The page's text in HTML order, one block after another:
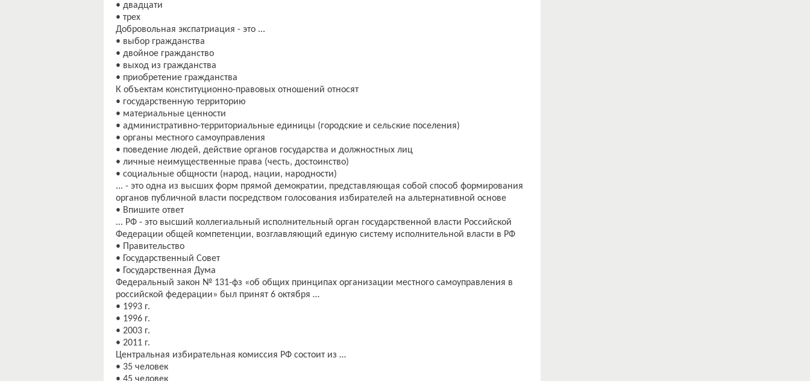
• двадцати
• трех
Добровольная экспатриация - это ...
• выбор гражданства
• двойное гражданство
• выход из гражданства
• приобретение гражданства
К объектам конституционно-правовых отношений относят
• государственную территорию
• материальные ценности
• административно-территориальные единицы (городские и сельские поселения)
• органы местного самоуправления
• поведение людей, действие органов государства и должностных лиц
• личные неимущественные права (честь, достоинство)
• социальные общности (народ, нации, народности)
... - это одна из высших форм прямой демократии, представляющая собой способ формирования
органов публичной власти посредством голосования избирателей на альтернативной основе
• Впишите ответ
... РФ - это высший коллегиальный исполнительный орган государственной власти Российской
Федерации общей компетенции, возглавляющий единую систему исполнительной власти в РФ
• Правительство
• Государственный Совет
• Государственная Дума
Федеральный закон № 131-фз «об общих принципах организации местного самоуправления в
российской федерации» был принят 6 октября …
• 1993 г.
• 1996 г.
• 2003 г.
• 2011 г.
Центральная избирательная комиссия РФ состоит из …
• 35 человек